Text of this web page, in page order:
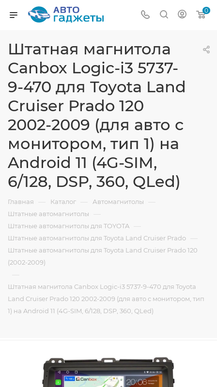
0
Штатная магнитола
Canbox Logic-i3 5737-
9-470 для Toyota Land
Cruiser Prado 120
2002-2009 (для авто с
монитором, тип 1) на
Android 11 (4G-SIM,
6/128, DSP, 360, QLed)
Главная — Каталог — Автомагнитолы —
Штатные автомагнитолы —
Штатные автомагнитолы для TOYOTA —
Штатные автомагнитолы для Toyota Land Cruiser Prado —
Штатные автомагнитолы для Toyota Land Cruiser Prado 120
(2002-2009)
—
Штатная магнитола Canbox Logic-i3 5737-9-470 для Toyota
Land Cruiser Prado 120 2002-2009 (для авто с монитором, тип
1) на Android 11 (4G-SIM, 6/128, DSP, 360, QLed)